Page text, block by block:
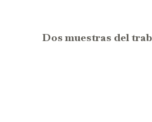
Dos muestras del